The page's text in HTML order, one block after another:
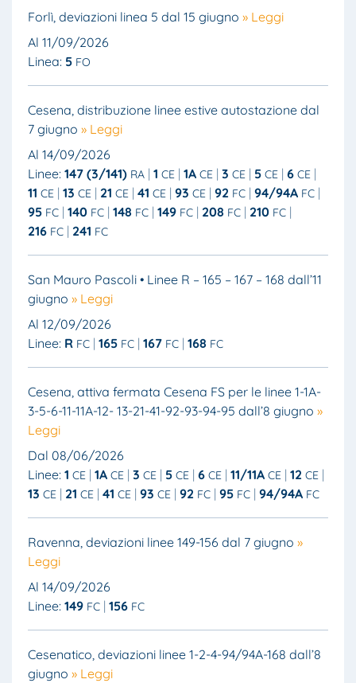
Forlì, deviazioni linea 5 dal 15 giugno » Leggi
Al 11/09/2026
Linea: 5 FO
Cesena, distribuzione linee estive autostazione dal
7 giugno » Leggi
Al 14/09/2026
Linee: 147 (3/141) RA 1 CE 1A CE 3 CE 5 CE 6 CE
11 CE 13 CE 21 CE 41 CE 93 CE 92 FC 94/94A FC
95 FC 140 FC 148 FC 149 FC 208 FC 210 FC
216 FC 241 FC
San Mauro Pascoli • Linee R – 165 – 167 – 168 dall’11
giugno » Leggi
Al 12/09/2026
Linee: R FC 165 FC 167 FC 168 FC
Cesena, attiva fermata Cesena FS per le linee 1-1A-
3-5-6-11-11A-12- 13-21-41-92-93-94-95 dall’8 giugno »
Leggi
Dal 08/06/2026
Linee: 1 CE 1A CE 3 CE 5 CE 6 CE 11/11A CE 12 CE
13 CE 21 CE 41 CE 93 CE 92 FC 95 FC 94/94A FC
Ravenna, deviazioni linee 149-156 dal 7 giugno »
Leggi
Al 14/09/2026
Linee: 149 FC 156 FC
Cesenatico, deviazioni linee 1-2-4-94/94A-168 dall’8
giugno » Leggi